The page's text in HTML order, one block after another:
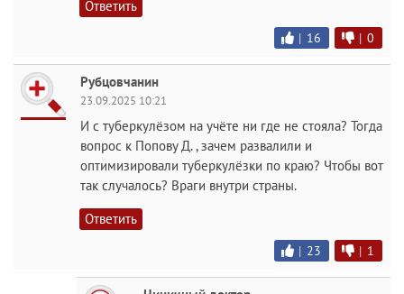
Ответить
| 16 | 0
Рубцовчанин
23.09.2025 10:21
И с туберкулёзом на учëте ни где не стояла? Тогда
вопрос к Попову Д. , зачем развалили и
оптимизировали туберкулëзки по краю? Чтобы вот
так случалось? Враги внутри страны.
Ответить
| 23 | 1